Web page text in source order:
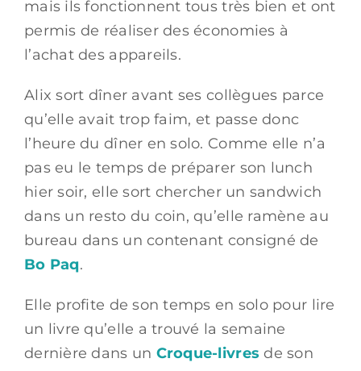
mais ils fonctionnent tous très bien et ont
permis de réaliser des économies à
l’achat des appareils.
Alix sort dîner avant ses collègues parce
qu’elle avait trop faim, et passe donc
l’heure du dîner en solo. Comme elle n’a
pas eu le temps de préparer son lunch
hier soir, elle sort chercher un sandwich
dans un resto du coin, qu’elle ramène au
bureau dans un contenant consigné de
Bo Paq.
Elle profite de son temps en solo pour lire
un livre qu’elle a trouvé la semaine
dernière dans un Croque-livres de son